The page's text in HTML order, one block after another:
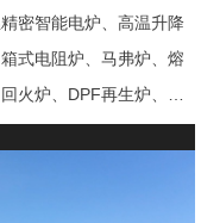
密智能电炉、高温升降
式电阻炉、马弗炉、熔
火炉、DPF再生炉、试
高真空炉、重烧炉、牙
气氛炉、井式电炉、
燥箱、工业烘箱、发热